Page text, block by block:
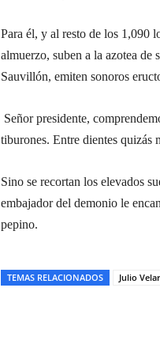
Para él, y al resto de los 1,090
almuerzo, suben a la azotea de
Sauvillón, emiten sonoros
Señor presidente,
tiburones. Entre dientes quizás
Sino se recortan los elevados
embajador del demonio le
pepino.
TEMAS RELACIONADOS Julio